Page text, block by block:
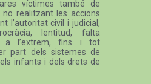
víctimes també de
no realitzant les accions
l’autoritat civil i judicial,
lentitud, falta
a l’extrem, fins i tot
part dels sistemes de
infants i dels drets de